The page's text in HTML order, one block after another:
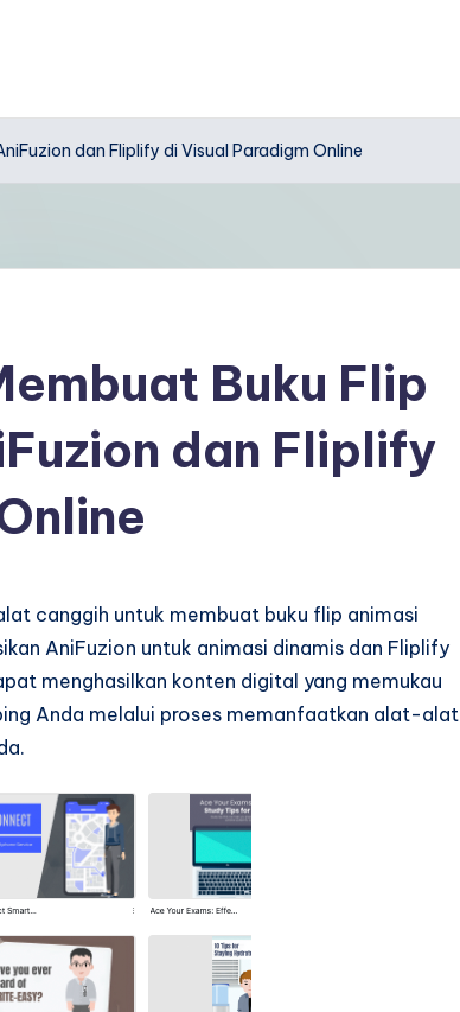
dan Fliplify di Visual Paradigm Online
Buku Flip
dan Fliplify
canggih untuk membuat buku flip animasi
AniFuzion untuk animasi dinamis dan Fliplify
menghasilkan konten digital yang memukau
Anda melalui proses memanfaatkan alat-alat